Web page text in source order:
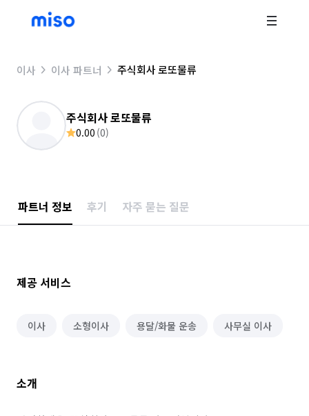
이사 이사 파트너 주식회사 로또물류
주식회사 로또물류
0.00 (0)
파트너 정보 후기 자주 묻는 질문
제공 서비스
이사 소형이사 용달/화물 운송 사무실 이사
소개